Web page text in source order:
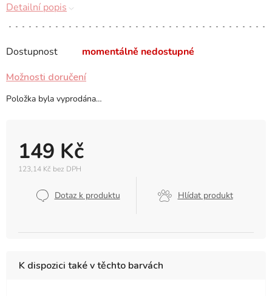
Dostupnost momentálně nedostupné
149 Kč
123,14 Kč bez DPH
Dotaz k produktu Hlídat produkt
Možnosti doručení
Položka byla vyprodána…
Detailní popis
K dispozici také v těchto barvách